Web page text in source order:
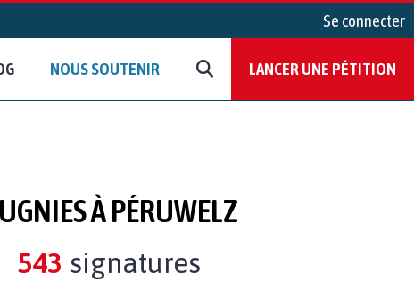
Se connecter
NOUS SOUTENIR LANCER UNE PÉTITION
À PÉRUWELZ
543 signatures